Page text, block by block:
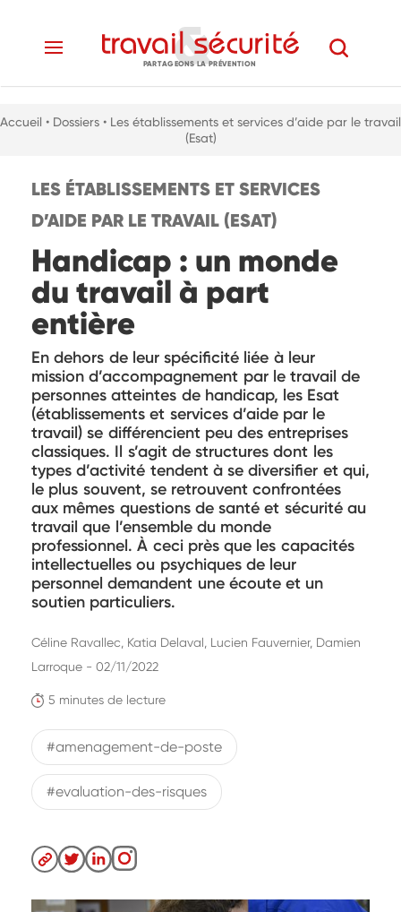
PARTAGEONS LA PRÉVENTION
Accueil • Dossiers • Les établissements et services d’aide par le travail
(Esat)
LES ÉTABLISSEMENTS ET SERVICES
D’AIDE PAR LE TRAVAIL (ESAT)
Handicap : un monde
du travail à part
entière
En dehors de leur spécificité liée à leur
mission d’accompagnement par le travail de
personnes atteintes de handicap, les Esat
(établissements et services d’aide par le
travail) se différencient peu des entreprises
classiques. Il s’agit de structures dont les
types d’activité tendent à se diversifier et qui,
le plus souvent, se retrouvent confrontées
aux mêmes questions de santé et sécurité au
travail que l’ensemble du monde
professionnel. À ceci près que les capacités
intellectuelles ou psychiques de leur
personnel demandent une écoute et un
soutien particuliers.
5 minutes de lecture
Céline Ravallec, Katia Delaval, Lucien Fauvernier, Damien
Larroque - 02/11/2022
#amenagement-de-poste
#evaluation-des-risques